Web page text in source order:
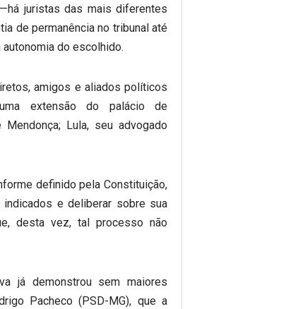
juristas das mais diferentes
de permanência no tribunal até
do escolhido.
amigos e aliados políticos
extensão do palácio de
Lula, seu advogado
definido pela Constituição,
e deliberar sobre sua
desta vez, tal processo não
já demonstrou sem maiores
Pacheco (PSD-MG), que a